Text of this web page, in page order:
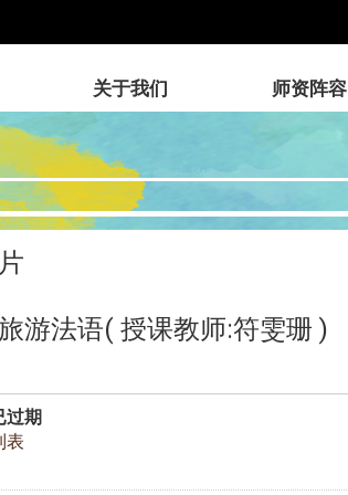
关于我们 师资阵容
游法语( 授课教师:符雯珊 )
过期
表